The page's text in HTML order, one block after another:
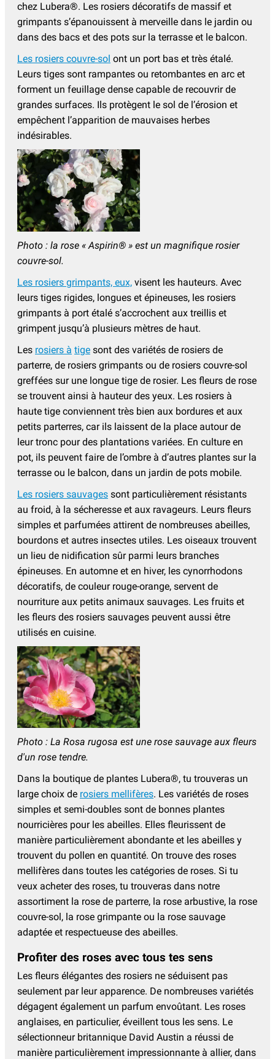
chez Lubera®. Les rosiers décoratifs de massif et
grimpants s’épanouissent à merveille dans le jardin ou
dans des bacs et des pots sur la terrasse et le balcon.
Les rosiers couvre-sol ont un port bas et très étalé.
Leurs tiges sont rampantes ou retombantes en arc et
forment un feuillage dense capable de recouvrir de
grandes surfaces. Ils protègent le sol de l’érosion et
empêchent l’apparition de mauvaises herbes
indésirables.
Photo : la rose « Aspirin® » est un magnifique rosier
couvre-sol.
Les rosiers grimpants, eux, visent les hauteurs. Avec
leurs tiges rigides, longues et épineuses, les rosiers
grimpants à port étalé s’accrochent aux treillis et
grimpent jusqu’à plusieurs mètres de haut.
Les rosiers à tige sont des variétés de rosiers de
parterre, de rosiers grimpants ou de rosiers couvre-sol
greffées sur une longue tige de rosier. Les fleurs de rose
se trouvent ainsi à hauteur des yeux. Les rosiers à
haute tige conviennent très bien aux bordures et aux
petits parterres, car ils laissent de la place autour de
leur tronc pour des plantations variées. En culture en
pot, ils peuvent faire de l’ombre à d’autres plantes sur la
terrasse ou le balcon, dans un jardin de pots mobile.
Les rosiers sauvages sont particulièrement résistants
au froid, à la sécheresse et aux ravageurs. Leurs fleurs
simples et parfumées attirent de nombreuses abeilles,
bourdons et autres insectes utiles. Les oiseaux trouvent
un lieu de nidification sûr parmi leurs branches
épineuses. En automne et en hiver, les cynorrhodons
décoratifs, de couleur rouge-orange, servent de
nourriture aux petits animaux sauvages. Les fruits et
les fleurs des rosiers sauvages peuvent aussi être
utilisés en cuisine.
Photo : La Rosa rugosa est une rose sauvage aux fleurs
d'un rose tendre.
Dans la boutique de plantes Lubera®, tu trouveras un
large choix de rosiers mellifères. Les variétés de roses
simples et semi-doubles sont de bonnes plantes
nourricières pour les abeilles. Elles fleurissent de
manière particulièrement abondante et les abeilles y
trouvent du pollen en quantité. On trouve des roses
mellifères dans toutes les catégories de roses. Si tu
veux acheter des roses, tu trouveras dans notre
assortiment la rose de parterre, la rose arbustive, la rose
couvre-sol, la rose grimpante ou la rose sauvage
adaptée et respectueuse des abeilles.
Profiter des roses avec tous tes sens
Les fleurs élégantes des rosiers ne séduisent pas
seulement par leur apparence. De nombreuses variétés
dégagent également un parfum envoûtant. Les roses
anglaises, en particulier, éveillent tous les sens. Le
sélectionneur britannique David Austin a réussi de
manière particulièrement impressionnante à allier, dans